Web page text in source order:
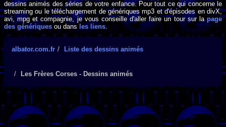
dessins animés des séries de votre enfance. Pour tout ce qui concerne le
streaming ou le téléchargement de génériques mp3 et d'épisodes en divX,
avi, mpg et compagnie, je vous conseille d'aller faire un tour sur lapage
des génériques ou dans les liens.
albator.com.fr Liste des dessins animés
Les Frères Corses - Dessins animés